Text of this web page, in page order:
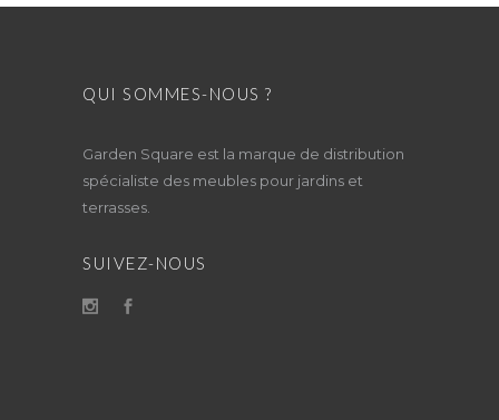
QUI SOMMES-NOUS ?
Garden Square est la marque de distribution
spécialiste des meubles pour jardins et
terrasses.
SUIVEZ-NOUS